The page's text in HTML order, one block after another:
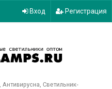
Вход Регистрация
Антивирусна Светильник-